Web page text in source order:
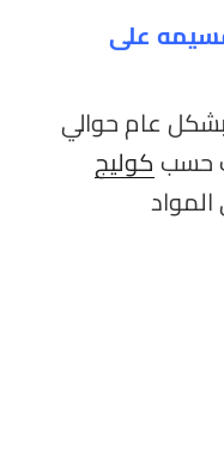
على
بشكل عام حوالي
كوليج
المواد